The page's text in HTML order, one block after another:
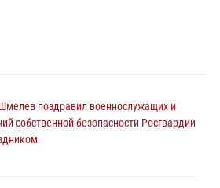
поздравил военнослужащих и
собственной безопасности Росгвардии